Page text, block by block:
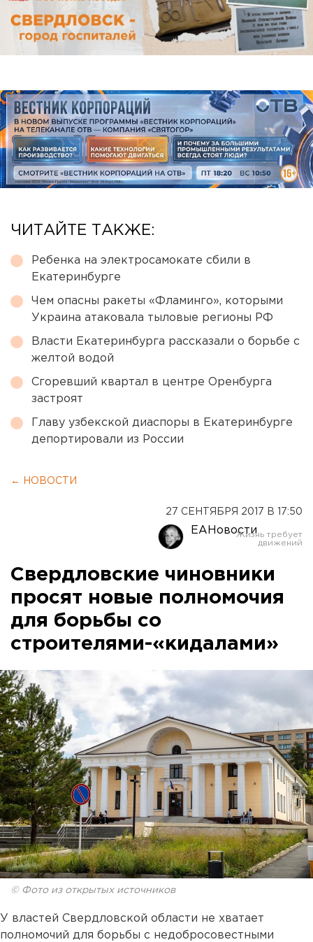
ЧИТАЙТЕ ТАКЖЕ:
Ребенка на электросамокате сбили в
Екатеринбурге
Чем опасны ракеты «Фламинго», которыми
Украина атаковала тыловые регионы РФ
Власти Екатеринбурга рассказали о борьбе с
желтой водой
Сгоревший квартал в центре Оренбурга
застроят
Главу узбекской диаспоры в Екатеринбурге
депортировали из России
← НОВОСТИ
27 СЕНТЯБРЯ 2017 В 17:50
ЕАНовости
Свердловские чиновники
просят новые полномочия
для борьбы со
строителями-«кидалами»
© Фото из открытых источников
У властей Свердловской области не хватает
полномочий для борьбы с недобросовестными